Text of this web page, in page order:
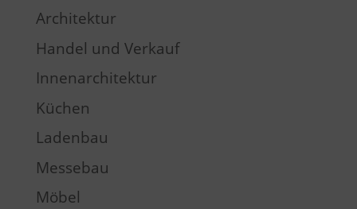
Architektur
Handel und Verkauf
Innenarchitektur
Küchen
Ladenbau
Messebau
Möbel